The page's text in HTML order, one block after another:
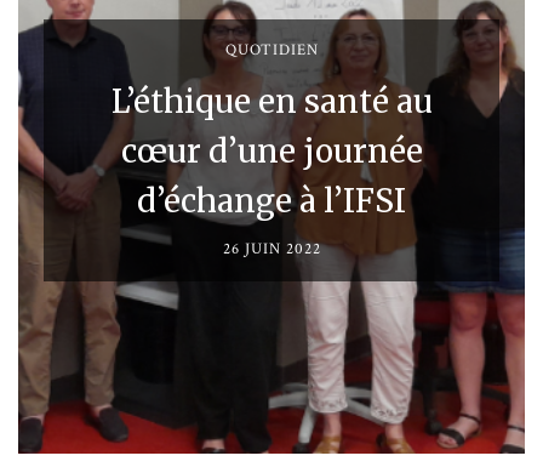
QUOTIDIEN
L’éthique en santé au
cœur d’une journée
d’échange à l’IFSI
26 JUIN 2022